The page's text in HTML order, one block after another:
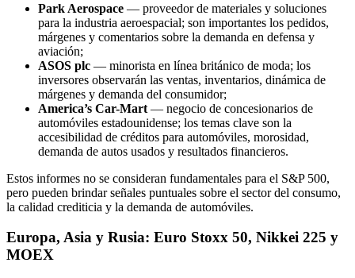
Park Aerospace — proveedor de materiales y soluciones
para la industria aeroespacial; son importantes los pedidos,
márgenes y comentarios sobre la demanda en defensa y
aviación;
ASOS plc — minorista en línea británico de moda; los
inversores observarán las ventas, inventarios, dinámica de
márgenes y demanda del consumidor;
America’s Car-Mart — negocio de concesionarios de
automóviles estadounidense; los temas clave son la
accesibilidad de créditos para automóviles, morosidad,
demanda de autos usados y resultados financieros.
Estos informes no se consideran fundamentales para el S&P 500,
pero pueden brindar señales puntuales sobre el sector del consumo,
la calidad crediticia y la demanda de automóviles.
Europa, Asia y Rusia: Euro Stoxx 50, Nikkei 225 y
MOEX